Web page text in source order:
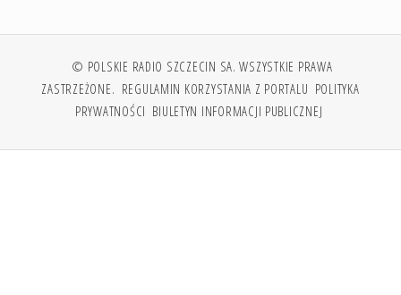
© POLSKIE RADIO SZCZECIN SA. WSZYSTKIE PRAWA
ZASTRZEŻONE. REGULAMIN KORZYSTANIA Z PORTALU POLITYKA
PRYWATNOŚCI BIULETYN INFORMACJI PUBLICZNEJ